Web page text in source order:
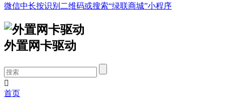
微信中长按识别二维码或搜索“绿联商城”小程序
外置网卡驱动

首页